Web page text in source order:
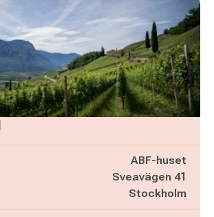
ABF-huset
Sveavägen 41
Stockholm